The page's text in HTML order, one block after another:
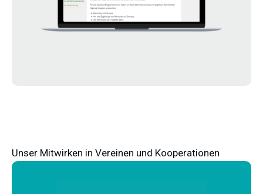
Unser Mitwirken in Vereinen und Kooperationen